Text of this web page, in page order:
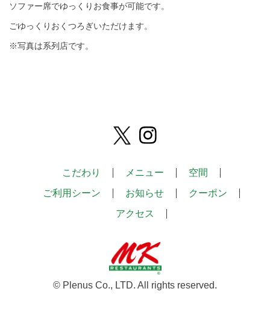
ソファー席でゆっくりお食事が可能です。
ごゆっくりおくつろぎいただけます。
※写真は系列店です。
こだわり メニュー
空間
ご利用シーン
お知らせ
クーポン
アクセス
© Plenus Co., LTD. All rights reserved.